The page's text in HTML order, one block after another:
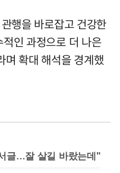
행을 바로잡고 건강한
인 과정으로 더 나은
며 확대 해석을 경계했
글…잘 살길 바랐는데"